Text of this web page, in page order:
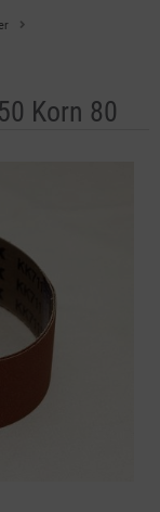
Korn 80